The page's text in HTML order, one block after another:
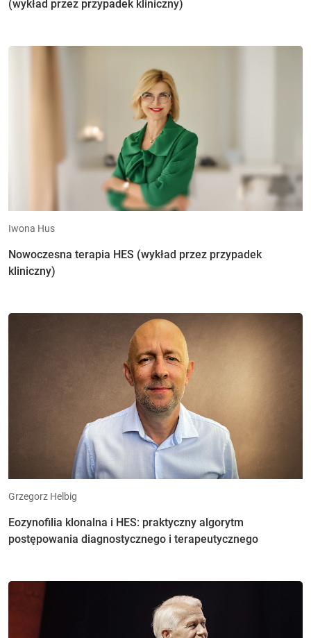
(wykład przez przypadek kliniczny)
Iwona Hus
Nowoczesna terapia HES (wykład przez przypadek
kliniczny)
Grzegorz Helbig
Eozynofilia klonalna i HES: praktyczny algorytm
postępowania diagnostycznego i terapeutycznego